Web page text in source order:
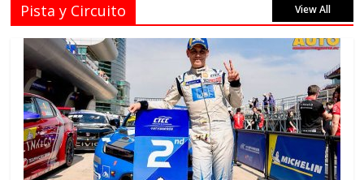
Pista y Circuito View All